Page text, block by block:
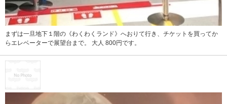
まずは一旦地下１階の《わくわくランド》へおりて行き、チケットを買ってか
らエレベーターで展望台まで。 大人 800円です。